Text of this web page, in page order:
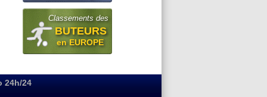
Classements des
BUTEURS
en EUROPE
24h/24